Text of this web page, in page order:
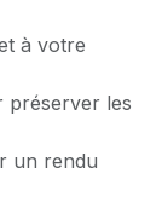
à votre
préserver les
un rendu